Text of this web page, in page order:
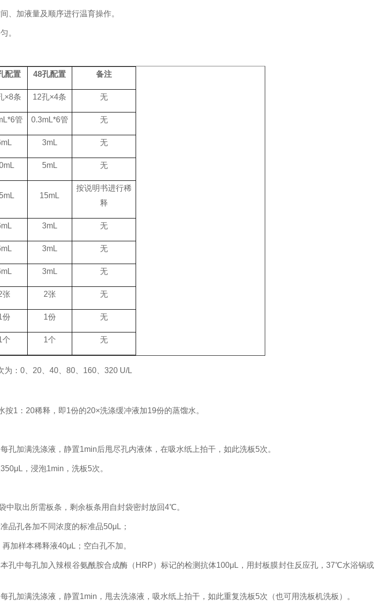
、加液量及顺序进行温育操作。
。
配置 48孔配置 备注
×8条 12孔×4条 无
管 0.3mL*6管 无
3mL 无
5mL 无
15mL
按说明书进行稀
释
3mL 无
3mL 无
3mL 无
张 2张 无
份 1份 无
个 1个 无
为： 0、20、 40、 80、 160、 320 U/L
按1：20稀释，即1份的20×洗涤缓冲液加19份的蒸馏水。
孔加满洗涤液，静置1min后甩尽孔内液体，在吸水纸上拍干，如此洗板5次。
350μL，浸泡1min，洗板5次。
中取出所需板条，剩余板条用自封袋密封放回4℃。
品孔各加不同浓度的标准品50μL；
再加样本稀释液40μL；空白孔不加。
孔中每孔加入辣根谷氨酰胺合成酶（ HRP）标记的检测抗体100μL，用封板膜封住反应孔，37℃水浴锅或
孔加满洗涤液，静置1min，甩去洗涤液，吸水纸上拍干，如此重复洗板5次（也可用洗板机洗板）。